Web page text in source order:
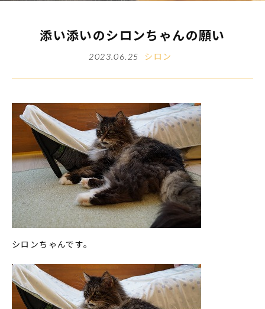
添い添いのシロンちゃんの願い
2023.06.25 シロン
シロンちゃんです。